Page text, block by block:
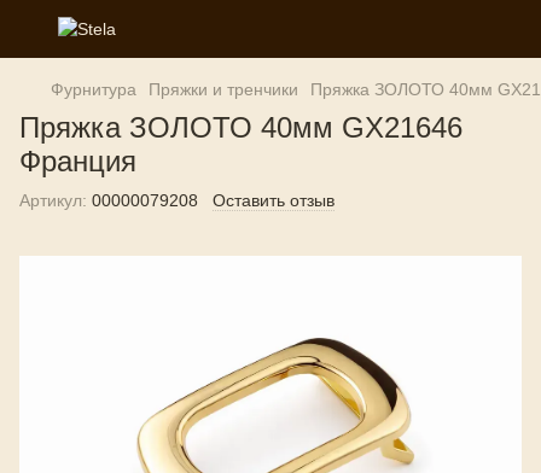
Фурнитура Пряжки и тренчики Пряжка ЗОЛОТО 40мм
Пряжка ЗОЛОТО 40мм GX21646
Франция
Артикул: 00000079208 Оставить отзыв